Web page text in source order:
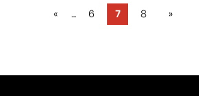
« ... 6 7 8 »